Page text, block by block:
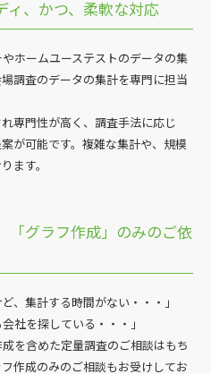
ィ、かつ、柔軟な対応
ホームユーステストのデータの集
調査のデータの集計を専門に担当
専門性が高く、調査手法に応じ
が可能です。複雑な集計や、規模
ます。
「グラフ作成」のみのご依
、集計する時間がない・・・」
社を探している・・・」
を含めた定量調査のご相談はもち
作成のみのご相談もお受けしてお